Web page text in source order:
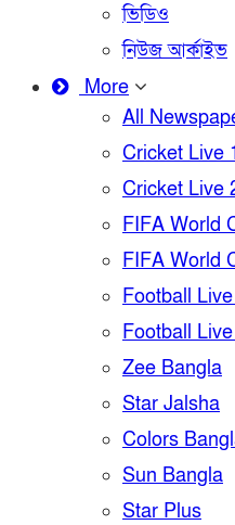
ভিডিও
নিউজ আর্কাইভ
More
All
Cricket Live
Cricket Live
FIFA World
FIFA World
Football Live
Football
Zee Bangla
Star Jalsha
Colors
Sun Bangla
Star Plus